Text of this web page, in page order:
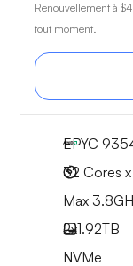
Renouvellement à
tout moment.
EPYC
32 Cores
Max
2x1.92TB
NVMe